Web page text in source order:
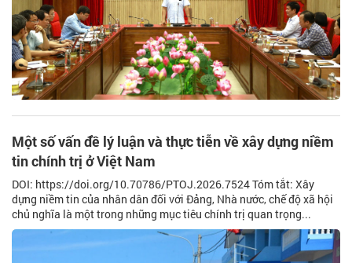
Một số vấn đề lý luận và thực tiễn về xây dựng niềm
tin chính trị ở Việt Nam
DOI: https://doi.org/10.70786/PTOJ.2026.7524 Tóm tắt: Xây
dựng niềm tin của nhân dân đối với Đảng, Nhà nước, chế độ xã hội
chủ nghĩa là một trong những mục tiêu chính trị quan trọng...